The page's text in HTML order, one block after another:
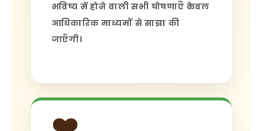
भविष्य में होने वाली सभी घोषणाएँ केवल
आधिकारिक माध्यमों से साझा की
जाएँगी।